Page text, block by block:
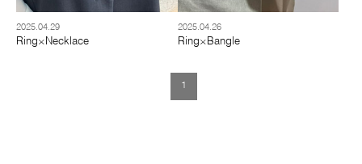
2025.04.29
Ring×Necklace
2025.04.26
Ring×Bangle
1